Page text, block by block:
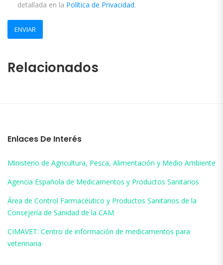
detallada en la Política de Privacidad.
Relacionados
Enlaces De Interés
Ministerio de Agricultura, Pesca, Alimentación y Medio Ambiente
Agencia Española de Medicamentos y Productos Sanitarios
Área de Control Farmacéutico y Productos Sanitarios de la
Consejería de Sanidad de la CAM
CIMAVET: Centro de información de medicamentos para
veterinaria